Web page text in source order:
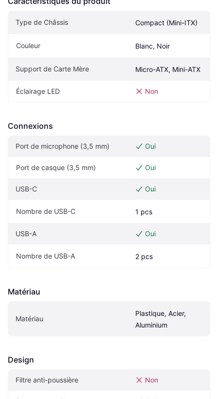
Type de Châssis Compact (Mini-ITX)
Couleur Blanc, Noir
Support de Carte Mère Micro-ATX, Mini-ATX
Éclairage LED Non
Connexions
Port de microphone (3,5 mm) Oui
Port de casque (3,5 mm) Oui
USB-C Oui
Nombre de USB-C 1 pcs
USB-A Oui
Nombre de USB-A 2 pcs
Matériau
Matériau
Plastique, Acier,
Aluminium
Design
Filtre anti-poussière Non